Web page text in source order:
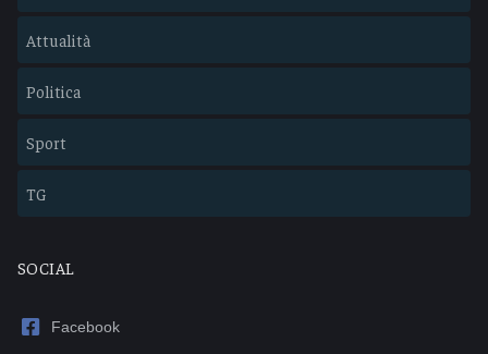
Attualità
Politica
Sport
TG
SOCIAL
Facebook